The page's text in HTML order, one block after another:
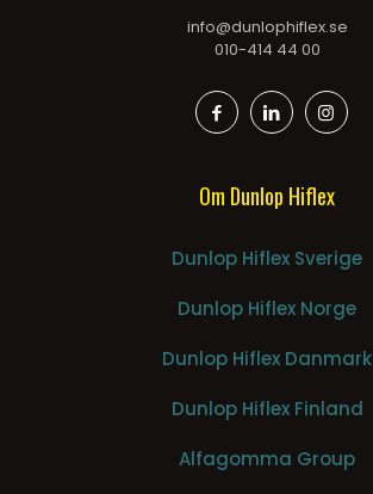
info@dunlophiflex.se
010-414 44 00
Om Dunlop Hiflex
Dunlop Hiflex Sverige
Dunlop Hiflex Norge
Dunlop Hiflex Danmark
Dunlop Hiflex Finland
Alfagomma Group